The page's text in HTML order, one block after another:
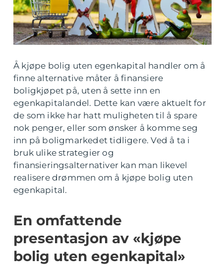
Å kjøpe bolig uten egenkapital handler om å
finne alternative måter å finansiere
boligkjøpet på, uten å sette inn en
egenkapitalandel. Dette kan være aktuelt for
de som ikke har hatt muligheten til å spare
nok penger, eller som ønsker å komme seg
inn på boligmarkedet tidligere. Ved å ta i
bruk ulike strategier og
finansieringsalternativer kan man likevel
realisere drømmen om å kjøpe bolig uten
egenkapital.
En omfattende
presentasjon av «kjøpe
bolig uten egenkapital»